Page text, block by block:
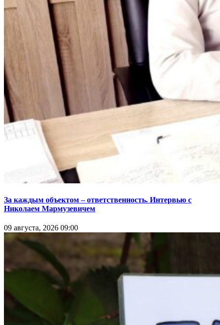
За каждым объектом – ответственность. Интервью с
Николаем Мармузевичем
09 августа, 2026 09:00